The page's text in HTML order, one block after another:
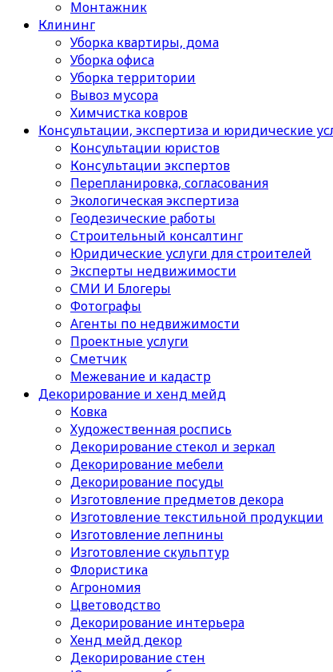
Монтажник
Клининг
Уборка квартиры, дома
Уборка офиса
Уборка территории
Вывоз мусора
Химчистка ковров
Консультации, экспертиза и юридические
Консультации юристов
Консультации экспертов
Перепланировка, согласования
Экологическая экспертиза
Геодезические работы
Строительный консалтинг
Юридические услуги для строителей
Эксперты недвижимости
СМИ И Блогеры
Фотографы
Агенты по недвижимости
Проектные услуги
Сметчик
Межевание и кадастр
Декорирование и хенд мейд
Ковка
Художественная роспись
Декорирование стекол и зеркал
Декорирование мебели
Декорирование посуды
Изготовление предметов декора
Изготовление текстильной продукции
Изготовление лепнины
Изготовление скульптур
Флористика
Агрономия
Цветоводство
Декорирование интерьера
Хенд мейд декор
Декорирование стен